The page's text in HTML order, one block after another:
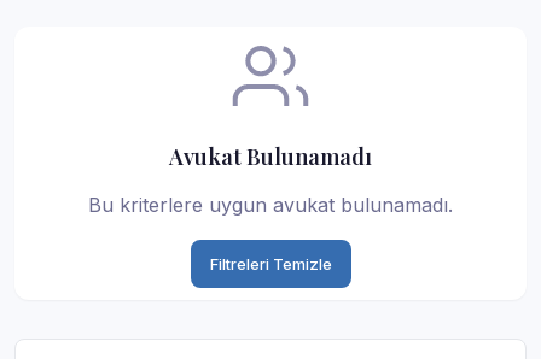
Avukat Bulunamadı
Bu kriterlere uygun avukat bulunamadı.
Filtreleri Temizle